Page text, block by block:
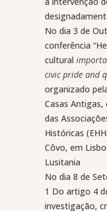
No dia 3 de
conferência
cultural
civic pride and
organizado
Casas
das
Históricas
Côvo, em
Lusitania
No dia 8 de
1 Do artigo 4
investigação,